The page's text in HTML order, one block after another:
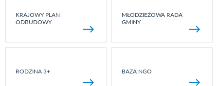
KRAJOWY PLAN
ODBUDOWY
MŁODZIEŻOWA RADA
GMINY
RODZINA 3+ BAZA NGO